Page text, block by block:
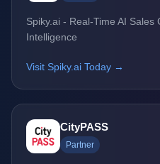
Spiky.ai - Real-Time AI Sales
Intelligence
Visit Spiky.ai Today →
CityPASS
Partner